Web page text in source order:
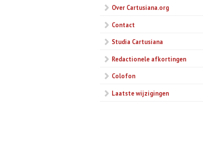
Over Cartusiana.org
Contact
Studia Cartusiana
Redactionele afkortingen
Colofon
Laatste wijzigingen